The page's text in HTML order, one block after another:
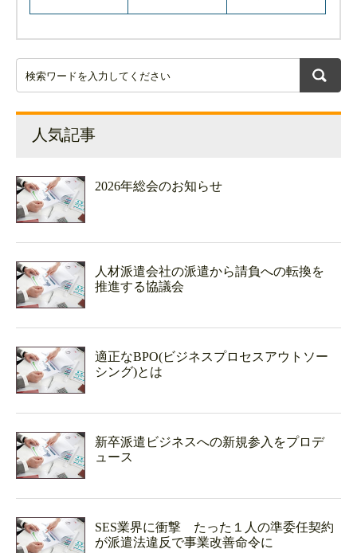
人気記事
2026年総会のお知らせ
人材派遣会社の派遣から請負への転換を
推進する協議会
適正なBPO(ビジネスプロセスアウトソー
シング)とは
新卒派遣ビジネスへの新規参入をプロデ
ュース
SES業界に衝撃 たった１人の準委任契約
が派遣法違反で事業改善命令に